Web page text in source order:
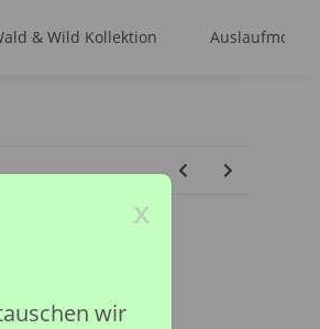
& Wild Kollektion
x
wir